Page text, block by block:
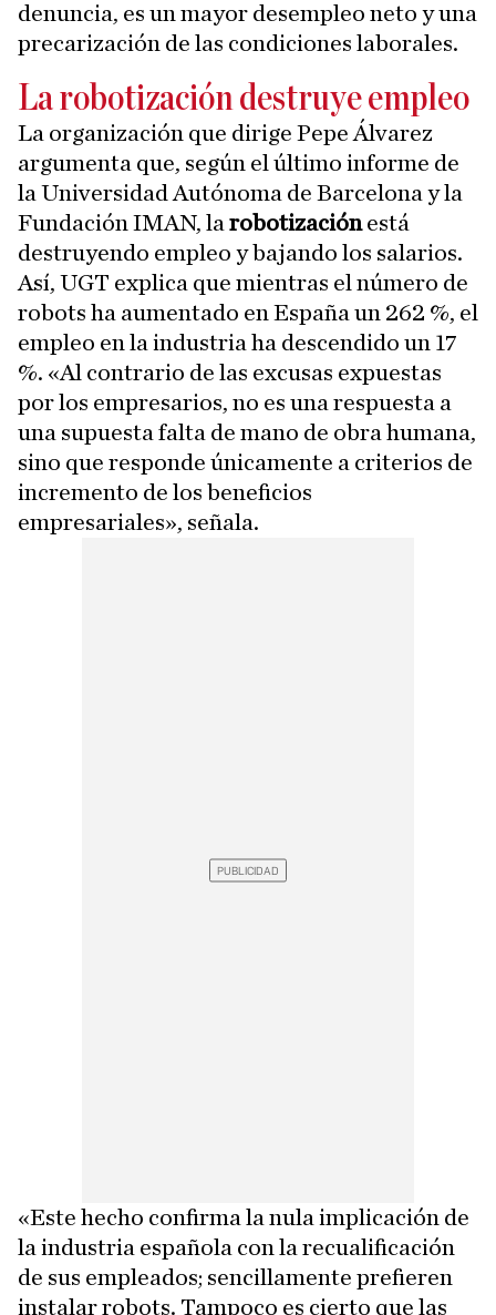
denuncia, es un mayor desempleo neto y una
precarización de las condiciones laborales.
La robotización destruye empleo
La organización que dirige Pepe Álvarez
argumenta que, según el último informe de
la Universidad Autónoma de Barcelona y la
Fundación IMAN, la robotizaciónestá
destruyendo empleo y bajando los salarios.
Así, UGT explica que mientras el número de
robots ha aumentado en España un 262 %, el
empleo en la industria ha descendido un 17
%. «Al contrario de las excusas expuestas
por los empresarios, no es una respuesta a
una supuesta falta de mano de obra humana,
sino que responde únicamente a criterios de
incremento de los beneficios
empresariales», señala.
«Este hecho confirma la nula implicación de
la industria española con la recualificación
de sus empleados; sencillamente prefieren
instalar robots. Tampoco es cierto que las